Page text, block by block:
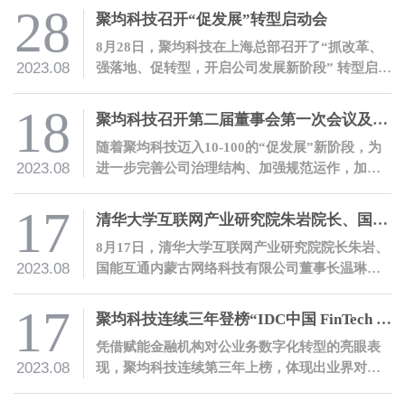
国产业区块链典型案例》。
28
2023.08
聚均科技召开“促发展”转型启动会
8月28日，聚均科技在上海总部召开了“抓改革、
强落地、促转型，开启公司发展新阶段” 转型启动
18
2023.08
聚均科技召开第二届董事会第一次会议及第一届监事会第一次会议
随着聚均科技迈入10-100的“促发展”新阶段，为
进一步完善公司治理结构、加强规范运作，加快
日，聚均科技在上海总部召开了第二届董事会第
一次会议及第一届监事会第一次会议。
17
2023.08
清华大学互联网产业研究院朱岩院长、国能互通温琳董事长一行莅临聚均科技参观交流
8月17日，清华大学互联网产业研究院院长朱岩、
国能互通内蒙古网络科技有限公司董事长温琳、
经理张志勇一行莅临聚均科技参观交流。
17
2023.08
聚均科技连续三年登榜“IDC中国 FinTech 50”
凭借赋能金融机构对公业务数字化转型的亮眼表
现，聚均科技连续第三年上榜，体现出业界对公